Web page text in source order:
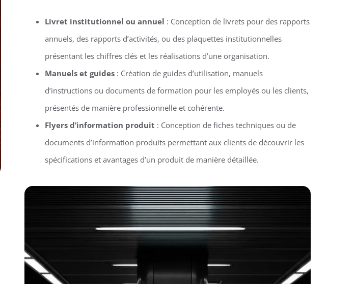
Livret institutionnel ou annuel : Conception de livrets pour des rapports
annuels, des rapports d’activités, ou des plaquettes institutionnelles
présentant les chiffres clés et les réalisations d’une organisation.
Manuels et guides : Création de guides d’utilisation, manuels
d’instructions ou documents de formation pour les employés ou les clients,
présentés de manière professionnelle et cohérente.
Flyers d’information produit : Conception de fiches techniques ou de
documents d’information produits permettant aux clients de découvrir les
spécifications et avantages d’un produit de manière détaillée.